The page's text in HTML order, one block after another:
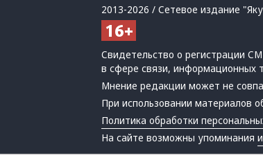
2013-2026 / Сетевое издание
Свидетельство о регистрации
в сфере связи, информационных
Мнение редакции может не
При использовании материалов
Политика обработки
На сайте возможны упоминания